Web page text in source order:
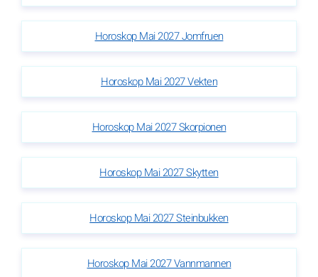
Horoskop Mai 2027 Jomfruen
Horoskop Mai 2027 Vekten
Horoskop Mai 2027 Skorpionen
Horoskop Mai 2027 Skytten
Horoskop Mai 2027 Steinbukken
Horoskop Mai 2027 Vannmannen